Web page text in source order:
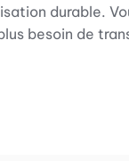
durable.
besoin de